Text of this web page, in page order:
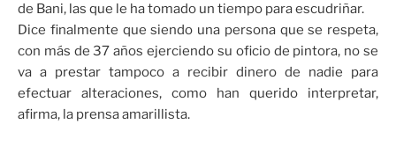
de Bani, las que le ha tomado un tiempo para escudriñar.
Dice finalmente que siendo una persona que se respeta,
con más de 37 años ejerciendo su oficio de pintora, no se
va a prestar tampoco a recibir dinero de nadie para
efectuar alteraciones, como han querido interpretar,
afirma, la prensa amarillista.